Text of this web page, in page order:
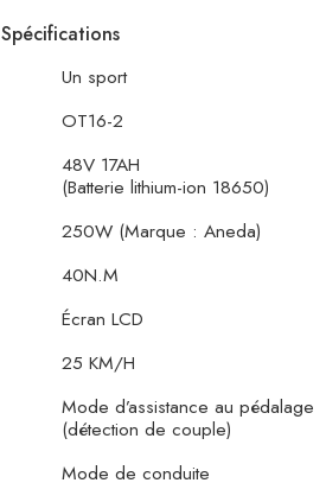
Spécifications
Un sport
OT16-2
48V 17AH
(Batterie lithium-ion 18650)
250W (Marque : Aneda)
40N.M
Écran LCD
25 KM/H
Mode d’assistance au pédalage
(détection de couple)
Mode de conduite